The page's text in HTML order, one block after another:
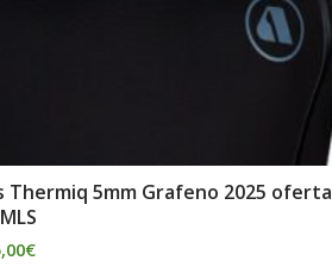
Thermiq 5mm Grafeno 2025 oferta
€